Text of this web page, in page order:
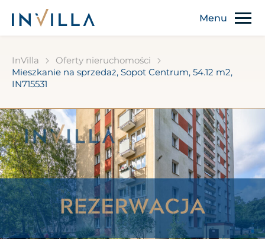
InVilla
Oferty nieruchomości
Mieszkanie na sprzedaż, Sopot Centrum, 54.12 m2,
IN715531